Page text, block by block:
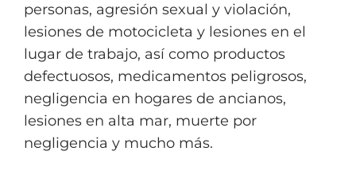
personas, agresión sexual y violación,
lesiones de motocicleta y lesiones en el
lugar de trabajo, así como productos
defectuosos, medicamentos peligrosos,
negligencia en hogares de ancianos,
lesiones en alta mar, muerte por
negligencia y mucho más.